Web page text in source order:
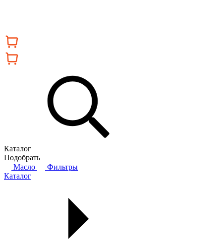
Каталог
Подобрать
Масло
Фильтры
Каталог